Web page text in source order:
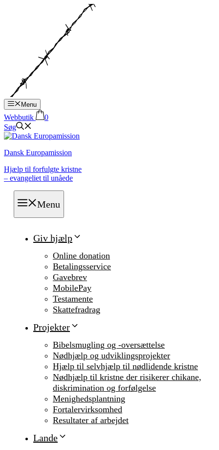
Menu
Webbutik
0
Søg
Dansk Europamission
Hjælp til forfulgte kristne
– evangeliet til unåede
Menu
Giv hjælp
Online donation
Betalingsservice
Gavebrev
MobilePay
Testamente
Skattefradrag
Projekter
Bibelsmugling og -oversættelse
Nødhjælp og udviklingsprojekter
Hjælp til selvhjælp til nødlidende kristne
Nødhjælp til kristne der risikerer chikane,
diskrimination og forfølgelse
Menighedsplantning
Fortalervirksomhed
Resultater af arbejdet
Lande